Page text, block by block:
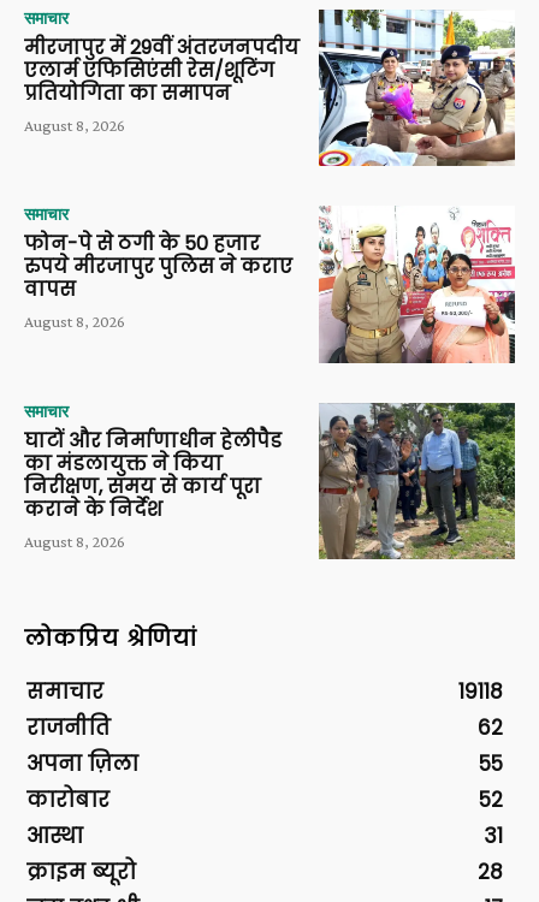
समाचार
मीरजापुर में 29वीं अंतरजनपदीय
एलार्म एफिसिएंसी रेस/शूटिंग
प्रतियोगिता का समापन
August 8, 2026
समाचार
फोन-पे से ठगी के 50 हजार
रुपये मीरजापुर पुलिस ने कराए
वापस
August 8, 2026
समाचार
घाटों और निर्माणाधीन हेलीपैड
का मंडलायुक्त ने किया
निरीक्षण, समय से कार्य पूरा
कराने के निर्देश
August 8, 2026
लोकप्रिय श्रेणियां
समाचार
19118
राजनीति
62
अपना ज़िला
55
कारोबार
52
आस्था
31
क्राइम ब्यूरो
28